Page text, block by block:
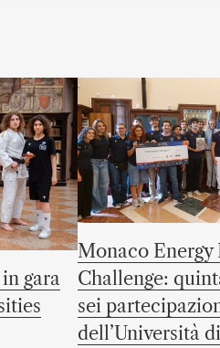
gara
Monaco Energy
Challenge:
sei
dell’Università